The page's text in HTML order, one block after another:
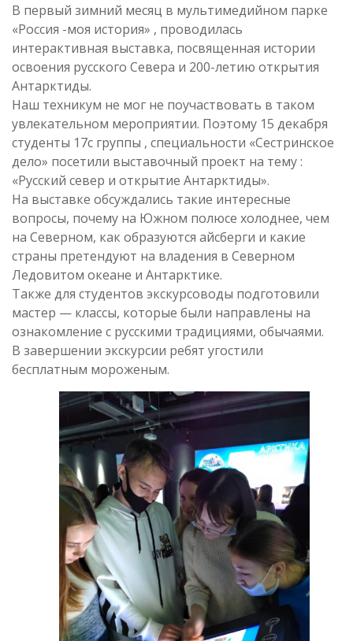
В первый зимний месяц в мультимедийном парке
«Россия -моя история» , проводилась
интерактивная выставка, посвященная истории
освоения русского Севера и 200-летию открытия
Антарктиды.
Наш техникум не мог не поучаствовать в таком
увлекательном мероприятии. Поэтому 15 декабря
студенты 17с группы , специальности «Сестринское
дело» посетили выставочный проект на тему :
«Русский север и открытие Антарктиды».
На выставке обсуждались такие интересные
вопросы, почему на Южном полюсе холоднее, чем
на Северном, как образуются айсберги и какие
страны претендуют на владения в Северном
Ледовитом океане и Антарктике.
Также для студентов экскурсоводы подготовили
мастер — классы, которые были направлены на
ознакомление с русскими традициями, обычаями.
В завершении экскурсии ребят угостили
бесплатным мороженым.